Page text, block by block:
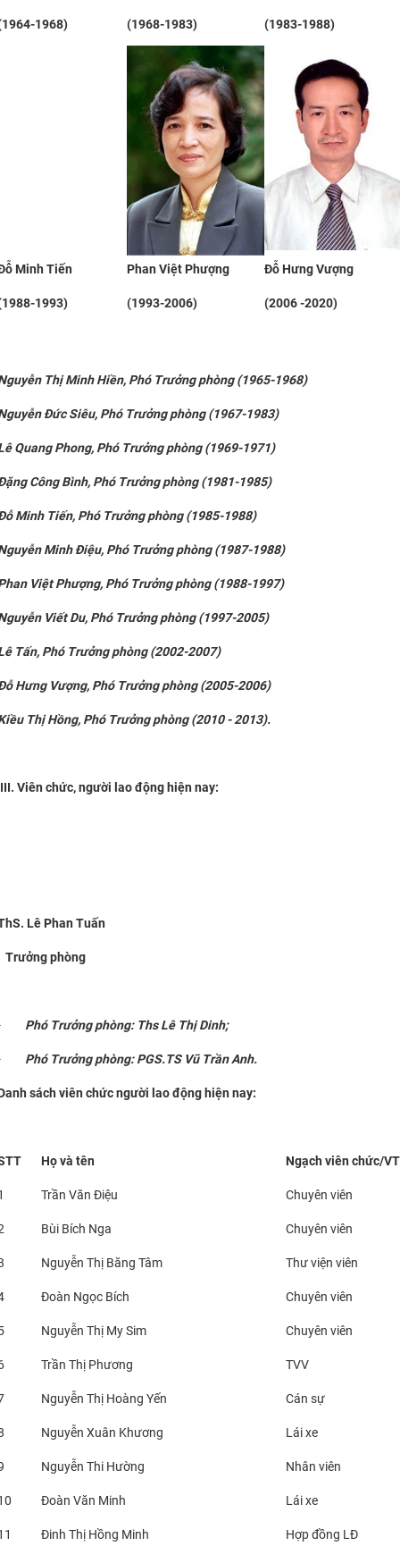
1968) (1968-1983) (1983-1988)
Minh Tiến
1993)
Phan Việt Phượng
(1993-2006)
Đỗ Hưng Vượng
(2006 -2020)
Thị Minh Hiền, Phó Trưởng phòng (1965-1968)
Đức Siêu, Phó Trưởng phòng (1967-1983)
Quang Phong, Phó Trưởng phòng (1969-1971)
Công Bình, Phó Trưởng phòng (1981-1985)
Minh Tiến, Phó Trưởng phòng (1985-1988)
Minh Điệu, Phó Trưởng phòng (1987-1988)
Việt Phượng, Phó Trưởng phòng (1988-1997)
Viết Du, Phó Trưởng phòng(1997-2005)
Tấn, Phó Trưởng phòng(2002-2007)
Hưng Vượng, Phó Trưởng phòng(2005-2006)
Thị Hồng, Phó Trưởng phòng(2010 - 2013).
Viên chức, người lao động hiện nay:
Lê Phan Tuấn
phòng
Phó Trưởng phòng: Ths Lê Thị Dinh;
Phó Trưởng phòng: PGS.TS Vũ Trần Anh.
sách viên chức người lao động hiện nay:
Họ và tên Ngạch viên chức/
Trần Văn Điệu Chuyên viên
Bùi Bích Nga Chuyên viên
Nguyễn Thị Băng Tâm Thư viện viên
Đoàn Ngọc Bích Chuyên viên
Nguyễn Thị My Sim Chuyên viên
Trần Thị Phương TVV
Nguyễn Thị Hoàng Yến Cán sự
Nguyễn Xuân Khương Lái xe
Nguyễn Thi Hường Nhân viên
Đoàn Văn Minh Lái xe
Đinh Thị Hồng Minh Hợp đồng LĐ